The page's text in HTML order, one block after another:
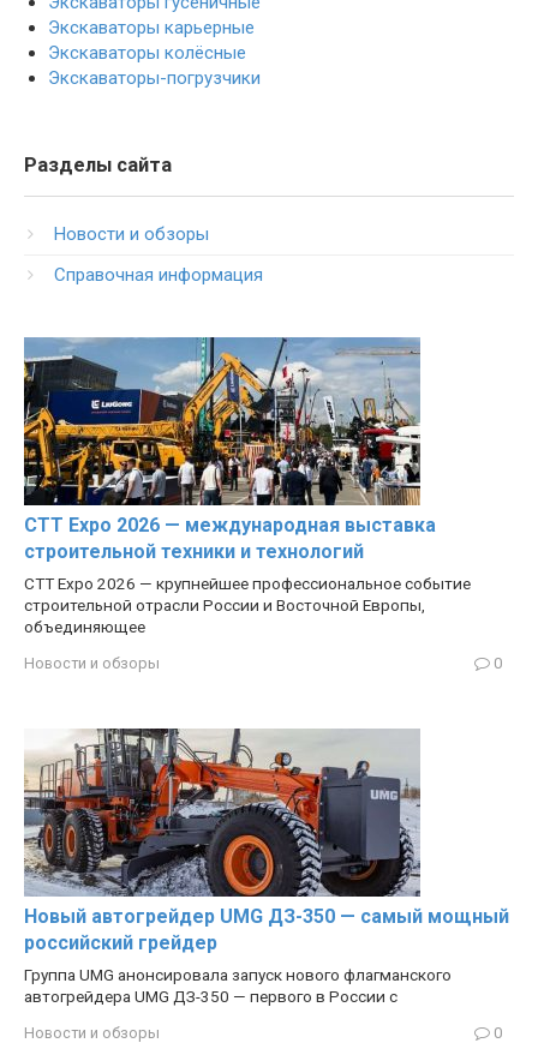
Экскаваторы карьерные
Экскаваторы колёсные
Экскаваторы-погрузчики
Разделы сайта
Новости и обзоры
Справочная информация
CTT Expo 2026 — международная выставка
строительной техники и технологий
CTT Expo 2026 — крупнейшее профессиональное событие
строительной отрасли России и Восточной Европы,
объединяющее
Новости и обзоры 0
Новый автогрейдер UMG ДЗ-350 — самый мощный
российский грейдер
Группа UMG анонсировала запуск нового флагманского
автогрейдера UMG ДЗ-350 — первого в России с
Новости и обзоры 0